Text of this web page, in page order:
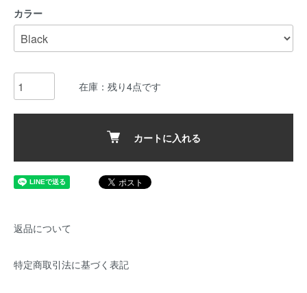
カラー
在庫：残り4点です
カートに入れる
返品について
特定商取引法に基づく表記